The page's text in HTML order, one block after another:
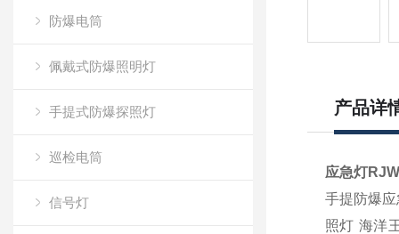
防爆电筒
佩戴式防爆照明灯
手提式防爆探照灯
巡检电筒
信号灯
产品详
应急灯
手提防爆
照灯 海洋